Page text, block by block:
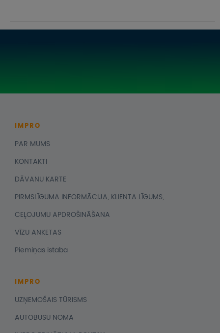
IMPRO
PAR MUMS
KONTAKTI
DĀVANU KARTE
PIRMSLĪGUMA INFORMĀCIJA, KLIENTA LĪGUMS,
CEĻOJUMU APDROŠINĀŠANA
VĪZU ANKETAS
Piemiņas istaba
IMPRO
UZŅEMOŠAIS TŪRISMS
AUTOBUSU NOMA